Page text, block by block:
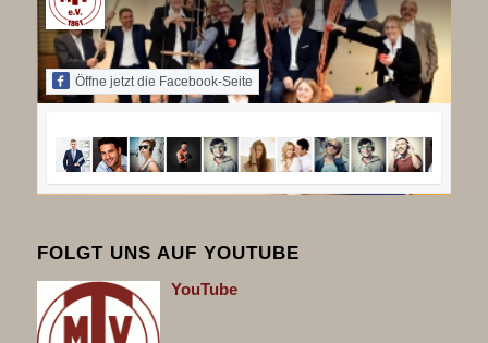
Öffne jetzt die Facebook-Seite
FOLGT UNS AUF YOUTUBE
YouTube